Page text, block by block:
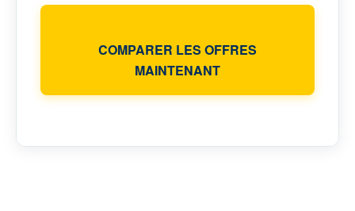
COMPARER LES OFFRES
MAINTENANT